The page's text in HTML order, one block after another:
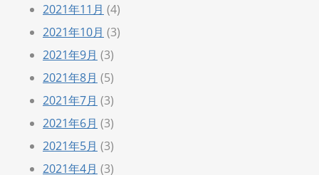
2021年11月 (4)
2021年10月 (3)
2021年9月 (3)
2021年8月 (5)
2021年7月 (3)
2021年6月 (3)
2021年5月 (3)
2021年4月 (3)